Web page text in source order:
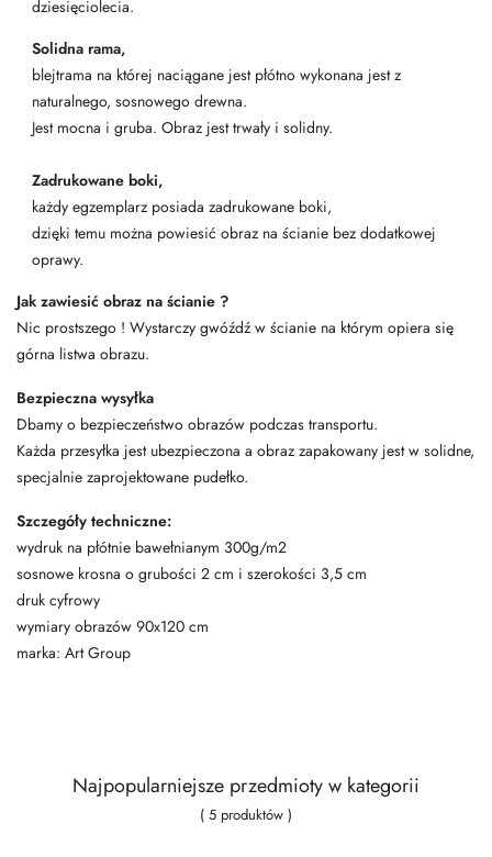
dziesięciolecia.
Solidna rama,
blejtrama na której naciągane jest płótno wykonana jest z
naturalnego, sosnowego drewna.
Jest mocna i gruba. Obraz jest trwały i solidny.
Zadrukowane boki,
każdy egzemplarz posiada zadrukowane boki,
dzięki temu można powiesić obraz na ścianie bez dodatkowej
oprawy.
Jak zawiesić obraz na ścianie ?
Nic prostszego ! Wystarczy gwóźdź w ścianie na którym opiera się
górna listwa obrazu.
Bezpieczna wysyłka
Dbamy o bezpieczeństwo obrazów podczas transportu.
Każda przesyłka jest ubezpieczona a obraz zapakowany jest w solidne,
specjalnie zaprojektowane pudełko.
Szczegóły techniczne:
wydruk na płótnie bawełnianym 300g/m2
sosnowe krosna o grubości 2 cm i szerokości 3,5 cm
druk cyfrowy
wymiary obrazów 90x120 cm
marka: Art Group
Najpopularniejsze przedmioty w kategorii
( 5 produktów )